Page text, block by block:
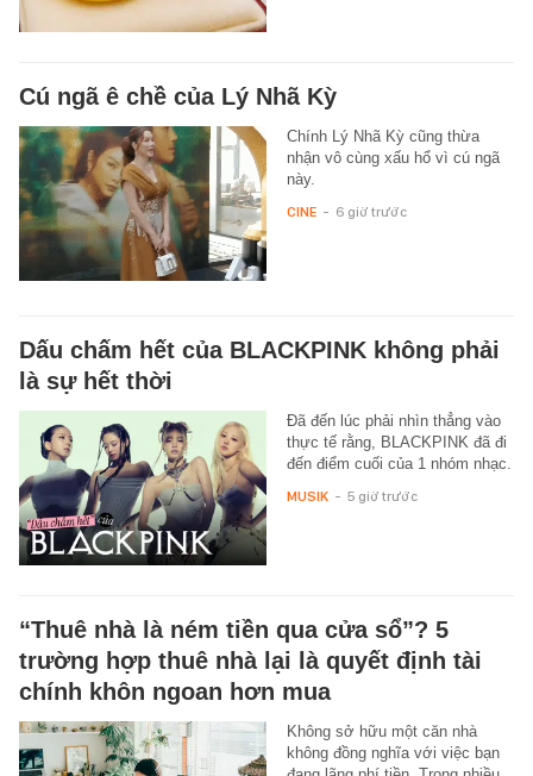
Cú ngã ê chề của Lý Nhã Kỳ
Chính Lý Nhã Kỳ cũng thừa
nhận vô cùng xấu hổ vì cú ngã
này.
CINE - 6 giờ trước
Dấu chấm hết của BLACKPINK không phải
là sự hết thời
Đã đến lúc phải nhìn thẳng vào
thực tế rằng, BLACKPINK đã đi
đến điểm cuối của 1 nhóm nhạc.
MUSIK - 5 giờ trước
“Thuê nhà là ném tiền qua cửa sổ”? 5
trường hợp thuê nhà lại là quyết định tài
chính khôn ngoan hơn mua
Không sở hữu một căn nhà
không đồng nghĩa với việc bạn